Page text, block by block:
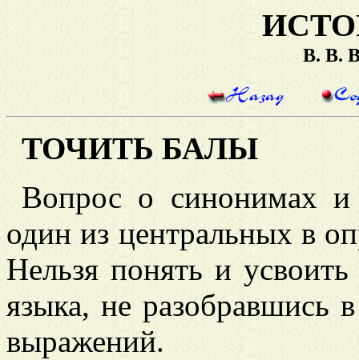
В. В.
ТОЧИТЬ БАЛЫ
Вопрос о синонимах
один из центральных в
Нельзя понять и
языка, не разобравшись
выражений.